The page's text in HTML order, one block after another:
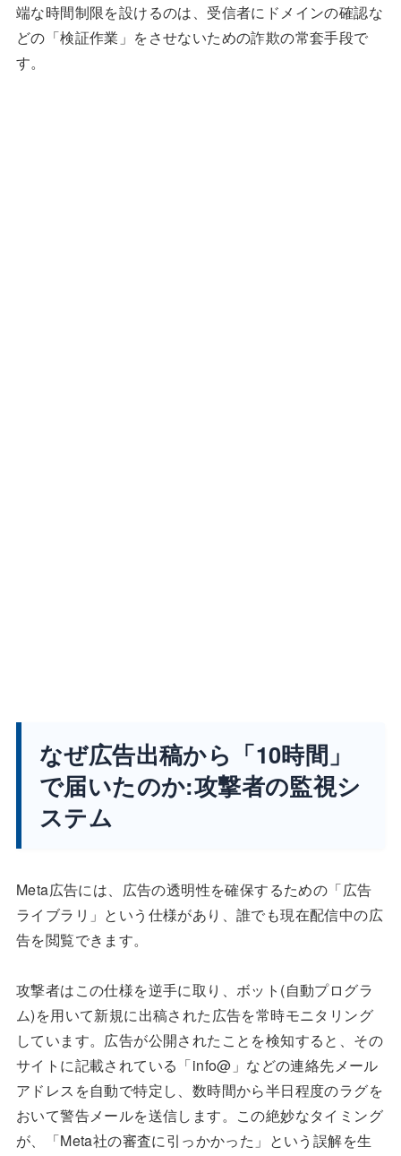
端な時間制限を設けるのは、受信者にドメインの確認な
どの「検証作業」をさせないための詐欺の常套手段で
す。
なぜ広告出稿から「10時間」
で届いたのか:攻撃者の監視シ
ステム
Meta広告には、広告の透明性を確保するための「広告
ライブラリ」という仕様があり、誰でも現在配信中の広
告を閲覧できます。
攻撃者はこの仕様を逆手に取り、ボット(自動プログラ
ム)を用いて新規に出稿された広告を常時モニタリング
しています。広告が公開されたことを検知すると、その
サイトに記載されている「info@」などの連絡先メール
アドレスを自動で特定し、数時間から半日程度のラグを
おいて警告メールを送信します。この絶妙なタイミング
が、「Meta社の審査に引っかかった」という誤解を生